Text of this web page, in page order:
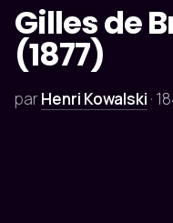
Gilles de
(1877)
parHenri Kowalski ·